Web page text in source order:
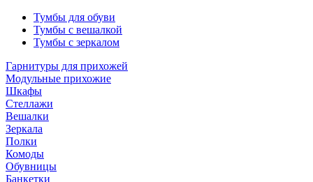
Тумбы для обуви
Тумбы с вешалкой
Тумбы с зеркалом
Гарнитуры для прихожей
Модульные прихожие
Шкафы
Стеллажи
Вешалки
Зеркала
Полки
Комоды
Обувницы
Банкетки